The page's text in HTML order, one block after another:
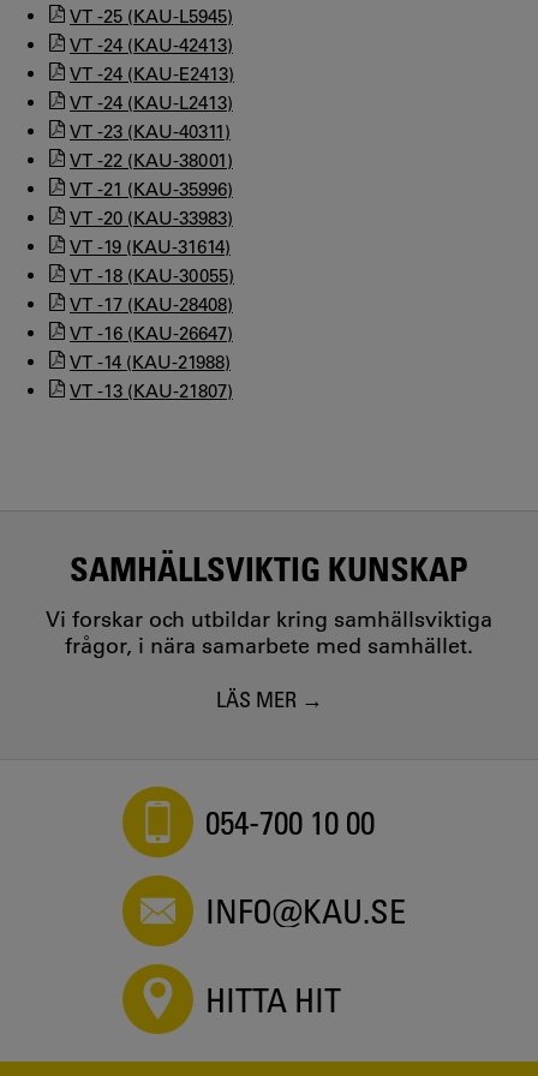
VT -25 (KAU-L5945)
VT -24 (KAU-42413)
VT -24 (KAU-E2413)
VT -24 (KAU-L2413)
VT -23 (KAU-40311)
VT -22 (KAU-38001)
VT -21 (KAU-35996)
VT -20 (KAU-33983)
VT -19 (KAU-31614)
VT -18 (KAU-30055)
VT -17 (KAU-28408)
VT -16 (KAU-26647)
VT -14 (KAU-21988)
VT -13 (KAU-21807)
SAMHÄLLSVIKTIG KUNSKAP
Vi forskar och utbildar kring samhällsviktiga
frågor, i nära samarbete med samhället.
LÄS MER
054-700 10 00
INFO@KAU.SE
HITTA HIT